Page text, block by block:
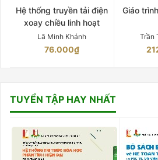
Hệ thống truyền tải điện
xoay chiều linh hoạt
Lã Minh Khánh
76.000₫
Giáo
Trần
TUYỂN TẬP HAY NHẤT